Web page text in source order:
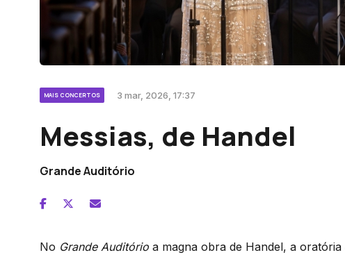
MAIS CONCERTOS 3 mar, 2026, 17:37
Messias, de Handel
Grande Auditório
No Grande Auditório a magna obra de Handel, a oratória